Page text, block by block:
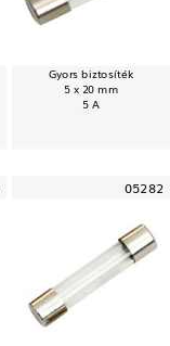
Gyors biztosíték
5 x 20 mm
5 A
05282